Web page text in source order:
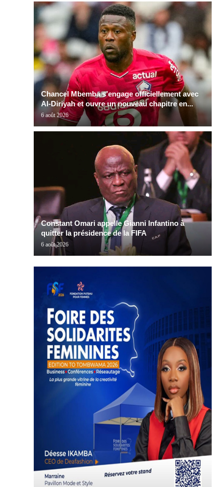
Chancel Mbemba s’engage officiellement avec
Al-Diriyah et ouvre un nouveau chapitre en...
6 août 2026
Constant Omari appelle Gianni Infantino à
quitter la présidence de la FIFA
6 août 2026